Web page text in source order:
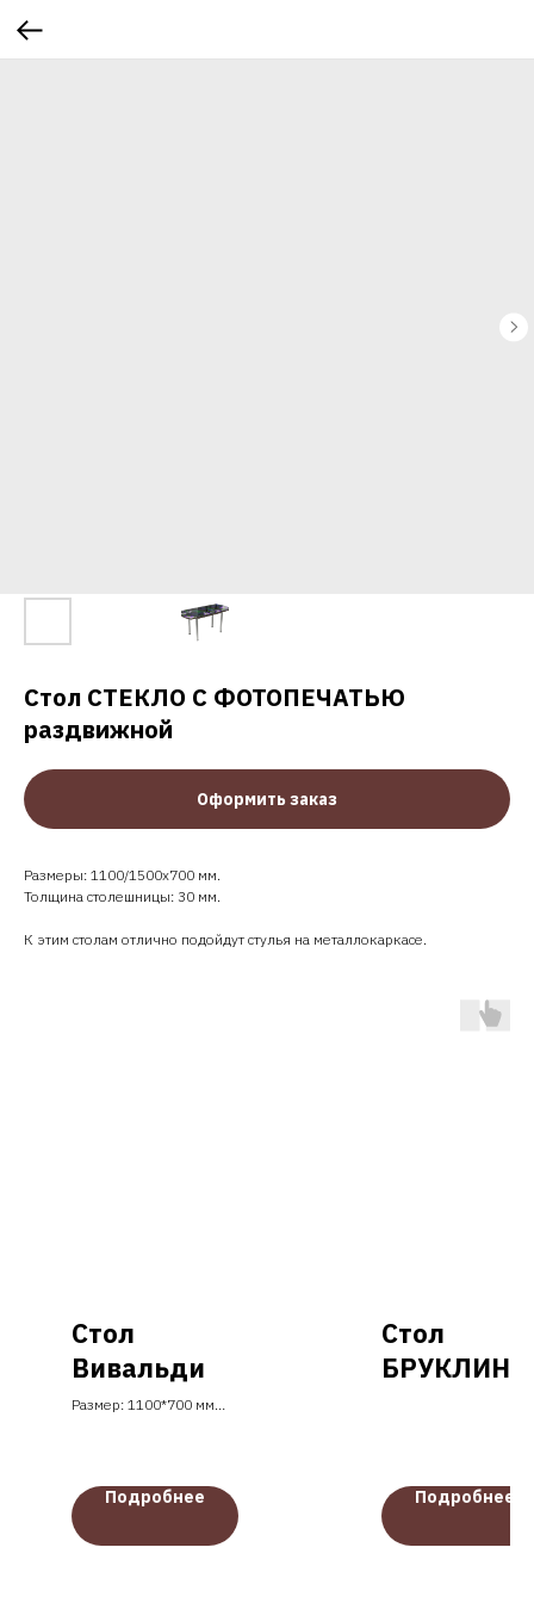
Стол СТЕКЛО С ФОТОПЕЧАТЬЮ
раздвижной
Оформить заказ
Размеры: 1100/1500х700 мм.
Толщина столешницы: 30 мм.
К этим столам отлично подойдут стулья на металлокаркасе.
Стол
Вивальди
Размер: 1100*700 мм
Подстолье: металл
Подробнее
Стол
БРУКЛИН
Подробнее